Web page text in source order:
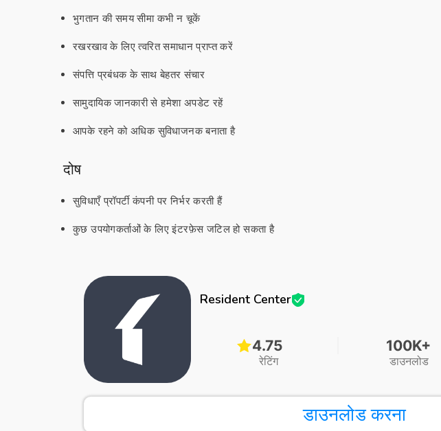
भुगतान की समय सीमा कभी न चूकें
रखरखाव के लिए त्वरित समाधान प्राप्त करें
संपत्ति प्रबंधक के साथ बेहतर संचार
सामुदायिक जानकारी से हमेशा अपडेट रहें
आपके रहने को अधिक सुविधाजनक बनाता है
दोष
सुविधाएँ प्रॉपर्टी कंपनी पर निर्भर करती हैं
कुछ उपयोगकर्ताओं के लिए इंटरफ़ेस जटिल हो सकता है
Resident Center
4.75
रेटिंग
100K+
डाउनलोड
डाउनलोड करना